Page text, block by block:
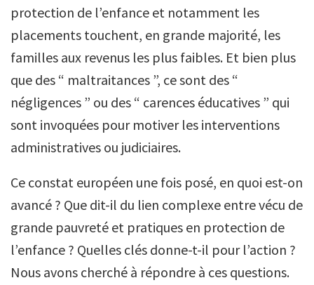
protection de l’enfance et notamment les
placements touchent, en grande majorité, les
familles aux revenus les plus faibles. Et bien plus
que des “ maltraitances ”, ce sont des “
négligences ” ou des “ carences éducatives ” qui
sont invoquées pour motiver les interventions
administratives ou judiciaires.
Ce constat européen une fois posé, en quoi est-on
avancé ? Que dit-il du lien complexe entre vécu de
grande pauvreté et pratiques en protection de
l’enfance ? Quelles clés donne-t-il pour l’action ?
Nous avons cherché à répondre à ces questions.